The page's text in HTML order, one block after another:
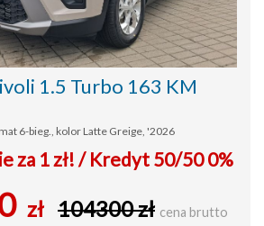
1.5 Turbo 163 KM
6-bieg., kolor Latte Greige, '2026
za 1 zł! / Kredyt 50/50 0%
zł 104300 zł cena brutto